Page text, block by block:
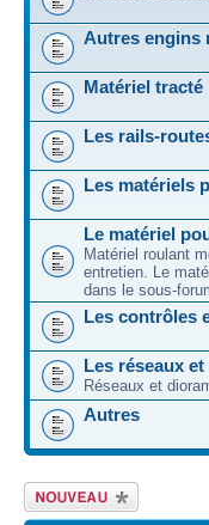
Autres engins
Matériel tracté
Les rails-
Les matériels
Le matériel
Matériel roulant
entretien. Le
dans le sous-
Les contrôles
Les réseaux
Réseaux et
Autres
Écrire un nouveau
sujet